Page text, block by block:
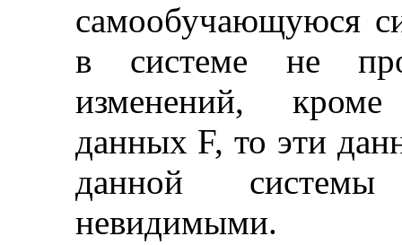
самообучающуюся
в системе не
изменений,
данных F, то эти
данной
невидимыми.